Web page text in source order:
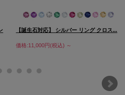
【誕生石対応】 シルバー リング クロス...
価格:11,000円(税込) ～